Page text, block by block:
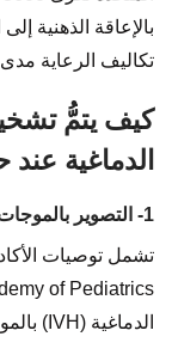
بالإعاقة الذهنية
تكاليف الرعاية مدى الحياة
كيف يتمُّ
الدماغية عند
1- التصوير بالموجات فوق الصوتية
الدماغية (IVH) بالموجات فوق الصوتية ما يلي: